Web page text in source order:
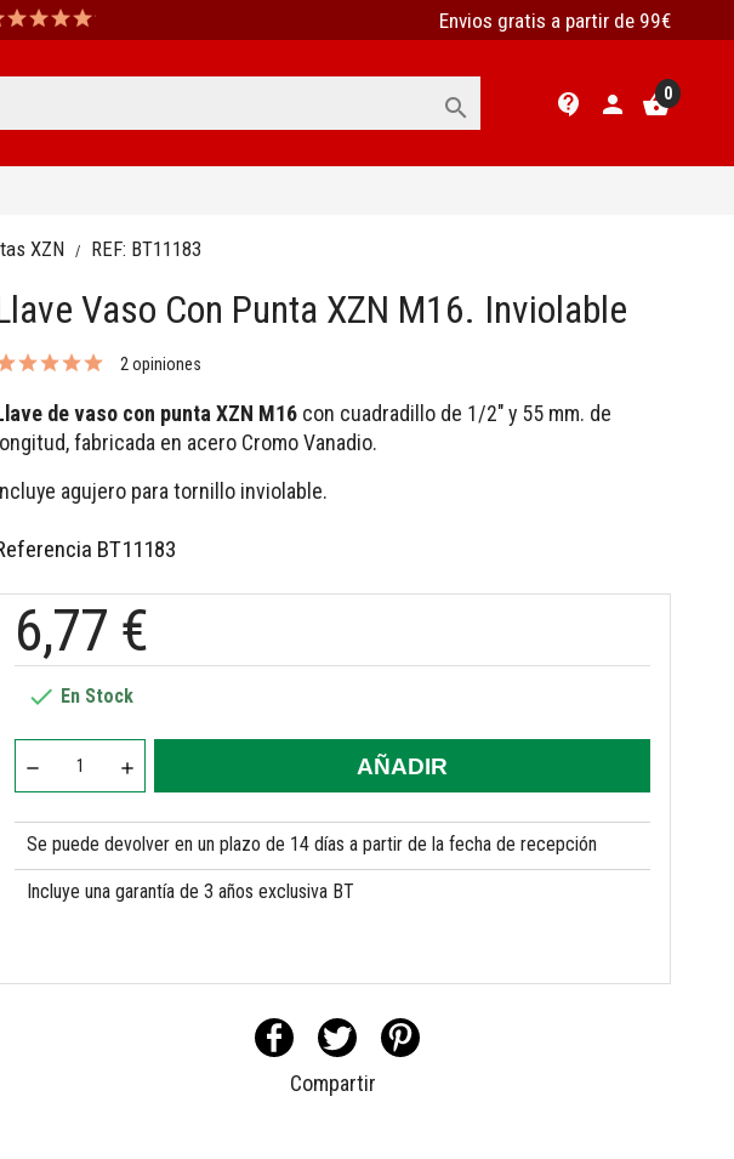
Envios gratis a partir de 99€
 contact_support person shopping_basket0
XZN REF: BT11183
Vaso Con Punta XZN M16. Inviolable
2 opiniones
de vaso con punta XZN M16 con cuadradillo de 1/2" y 55 mm. de
longitud, fabricada en acero Cromo Vanadio.
agujero para tornillo inviolable.
BT11183
6,77 €
 En Stock
AÑADIR
Se puede devolver en un plazo de 14 días a partir de la fecha de recepción
Incluye una garantía de 3 años exclusiva BT
Compartir